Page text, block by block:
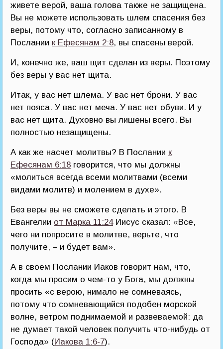
живете верой, ваша голова также не защищена.
Вы не можете использовать шлем спасения без
веры, потому что, согласно записанному в
Послании к Ефесянам 2:8, вы спасены верой.
И, конечно же, ваш щит сделан из веры. Поэтому
без веры у вас нет щита.
Итак, у вас нет шлема. У вас нет брони. У вас
нет пояса. У вас нет меча. У вас нет обуви. И у
вас нет щита. Духовно вы лишены всего. Вы
полностью незащищены.
А как же насчет молитвы? В Послании к
Ефесянам 6:18 говорится, что мы должны
«молиться всегда всеми молитвами (всеми
видами молитв) и молением в духе».
Без веры вы не сможете сделать и этого. В
Евангелии от Марка 11:24Иисус сказал: «Все,
чего ни попросите в молитве, верьте, что
получите, – и будет вам».
А в своем Послании Иаков говорит нам, что,
когда мы просим о чем-то у Бога, мы должны
просить «с верою, нимало не сомневаясь,
потому что сомневающийся подобен морской
волне, ветром поднимаемой и развеваемой: да
не думает такой человек получить что-нибудь от
Господа» (Иакова 1:6-7).